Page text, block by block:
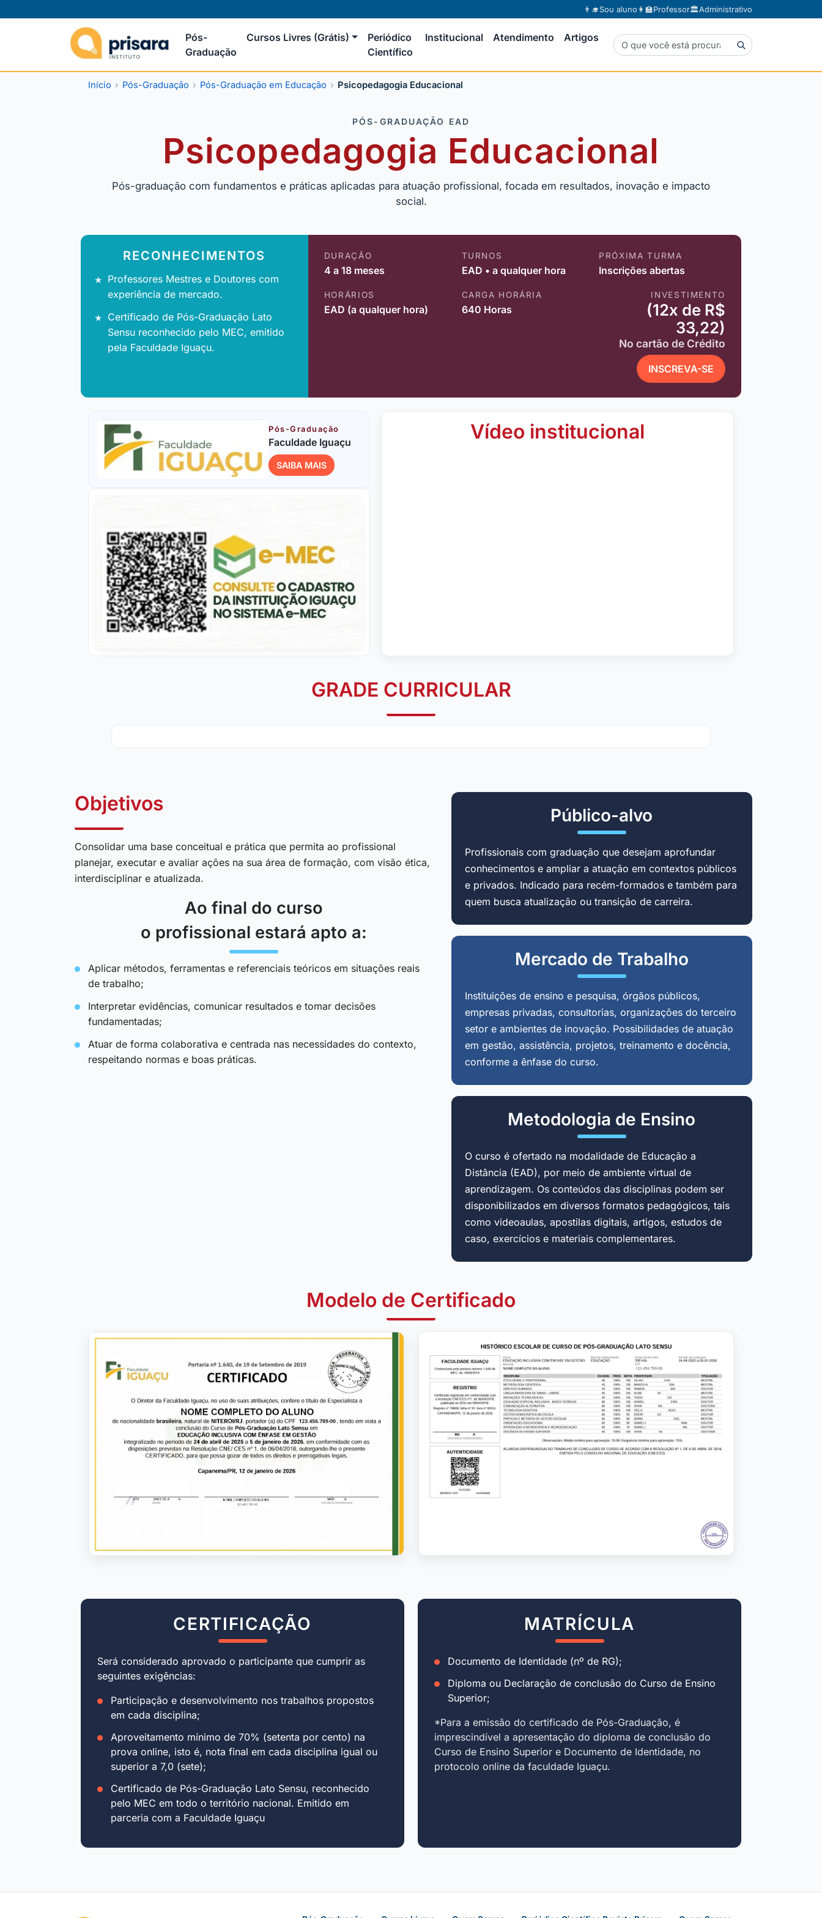
👨‍🎓Sou aluno 👩‍🏫Professor🏛️Administrativo
Pós-
Graduação
Cursos Livres (Grátis)
Periódico
Científico
Institucional Atendimento Artigos
Início Pós-Graduação Pós-Graduação em Educação Psicopedagogia Educacional
PÓS-GRADUAÇÃO EAD
Psicopedagogia Educacional
Pós-graduação com fundamentos e práticas aplicadas para atuação profissional, focada em resultados, inovação e impacto
social.
RECONHECIMENTOS
Professores Mestres e Doutores com
experiência de mercado.
Certificado de Pós-Graduação Lato
Sensu reconhecido pelo MEC, emitido
pela Faculdade Iguaçu.
DURAÇÃO
4 a 18 meses
TURNOS
EAD • a qualquer hora
PRÓXIMA TURMA
Inscrições abertas
HORÁRIOS
EAD (a qualquer hora)
CARGA HORÁRIA
640 Horas
INVESTIMENTO
(12x de R$
33,22)
No cartão de Crédito
INSCREVA-SE
Pós-Graduação
Faculdade Iguaçu
SAIBA MAIS
Vídeo institucional
GRADE CURRICULAR
Objetivos
Consolidar uma base conceitual e prática que permita ao profissional
planejar, executar e avaliar ações na sua área de formação, com visão ética,
interdisciplinar e atualizada.
Ao final do curso
o profissional estará apto a:
Aplicar métodos, ferramentas e referenciais teóricos em situações reais
de trabalho;
Interpretar evidências, comunicar resultados e tomar decisões
fundamentadas;
Atuar de forma colaborativa e centrada nas necessidades do contexto,
respeitando normas e boas práticas.
Público-alvo
Profissionais com graduação que desejam aprofundar
conhecimentos e ampliar a atuação em contextos públicos
e privados. Indicado para recém-formados e também para
quem busca atualização ou transição de carreira.
Mercado de Trabalho
Instituições de ensino e pesquisa, órgãos públicos,
empresas privadas, consultorias, organizações do terceiro
setor e ambientes de inovação. Possibilidades de atuação
em gestão, assistência, projetos, treinamento e docência,
conforme a ênfase do curso.
Metodologia de Ensino
O curso é ofertado na modalidade de Educação a
Distância (EAD), por meio de ambiente virtual de
aprendizagem. Os conteúdos das disciplinas podem ser
disponibilizados em diversos formatos pedagógicos, tais
como videoaulas, apostilas digitais, artigos, estudos de
caso, exercícios e materiais complementares.
Modelo de Certificado
CERTIFICAÇÃO
Será considerado aprovado o participante que cumprir as
seguintes exigências:
Participação e desenvolvimento nos trabalhos propostos
em cada disciplina;
Aproveitamento mínimo de 70% (setenta por cento) na
prova online, isto é, nota final em cada disciplina igual ou
superior a 7,0 (sete);
Certificado de Pós-Graduação Lato Sensu, reconhecido
pelo MEC em todo o território nacional. Emitido em
parceria com a Faculdade Iguaçu
MATRÍCULA
Documento de Identidade (nº de RG);
Diploma ou Declaração de conclusão do Curso de Ensino
Superior;
*Para a emissão do certificado de Pós-Graduação, é
imprescindível a apresentação do diploma de conclusão do
Curso de Ensino Superior e Documento de Identidade, no
protocolo online da faculdade Iguaçu.